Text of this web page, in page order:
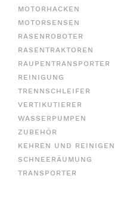
MOTORHACKEN
MOTORSENSEN
RASENROBOTER
RASENTRAKTOREN
RAUPENTRANSPORTER
REINIGUNG
TRENNSCHLEIFER
VERTIKUTIERER
WASSERPUMPEN
ZUBEHÖR
KEHREN UND REINIGEN
SCHNEERÄUMUNG
TRANSPORTER